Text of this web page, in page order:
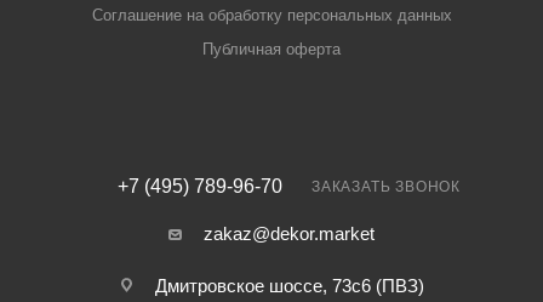
Соглашение на обработку персональных данных
Публичная оферта
+7 (495) 789-96-70 ЗАКАЗАТЬ ЗВОНОК
zakaz@dekor.market
Дмитровское шоссе, 73с6 (ПВЗ)